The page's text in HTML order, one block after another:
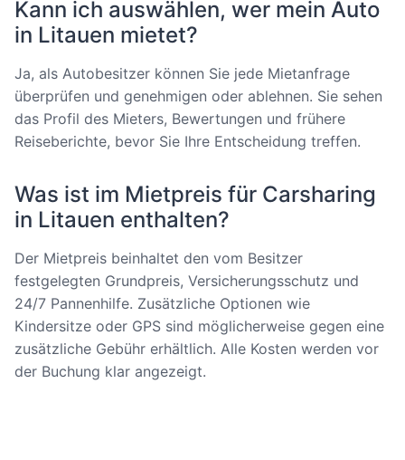
Kann ich auswählen, wer mein Auto
in Litauen mietet?
Ja, als Autobesitzer können Sie jede Mietanfrage
überprüfen und genehmigen oder ablehnen. Sie sehen
das Profil des Mieters, Bewertungen und frühere
Reiseberichte, bevor Sie Ihre Entscheidung treffen.
Was ist im Mietpreis für Carsharing
in Litauen enthalten?
Der Mietpreis beinhaltet den vom Besitzer
festgelegten Grundpreis, Versicherungsschutz und
24/7 Pannenhilfe. Zusätzliche Optionen wie
Kindersitze oder GPS sind möglicherweise gegen eine
zusätzliche Gebühr erhältlich. Alle Kosten werden vor
der Buchung klar angezeigt.